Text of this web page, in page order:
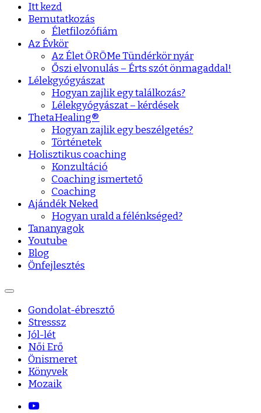
Itt kezd
Bemutatkozás
Életfilozófiám
Az Évkör
Az Élet ÖRÖMe Tündérkör nyár
Őszi elvonulás – Érts szót önmagaddal!
Lélekgyógyászat
Hogyan zajlik egy találkozás?
Lélekgyógyászat – kérdések
ThetaHealing®
Hogyan zajlik egy beszélgetés?
Történetek
Holisztikus coaching
Konzultáció
Coaching ismertető
Coaching
Ajándék Neked
Hogyan urald a félénkséged?
Tananyagok
Youtube
Blog
Önfejlesztés
Gondolat-ébresztő
Stresssz
Jól-lét
Női Erő
Önismeret
Könyvek
Mozaik